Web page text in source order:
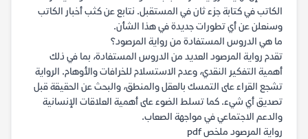
الكاتب في كتابة جزء ثان في المستقبل. نتابع عن كثب أخبار الكاتب
وسنعلن عن أي تطورات جديدة في هذا الشأن.
ما هي الدروس المستفادة من رواية المرصود؟
تقدم رواية المرصود العديد من الدروس المستفادة، بما في ذلك
أهمية التفكير النقدي، وعدم الاستسلام للخرافات والأوهام. الرواية
تشجع القراء على التمسك بالعقل والمنطق، والبحث عن الحقيقة قبل
تصديق أي شيء. كما تسلط الضوء على أهمية العلاقات الإنسانية
والدعم الاجتماعي في مواجهة الصعاب.
رواية المرصود ملخص pdf